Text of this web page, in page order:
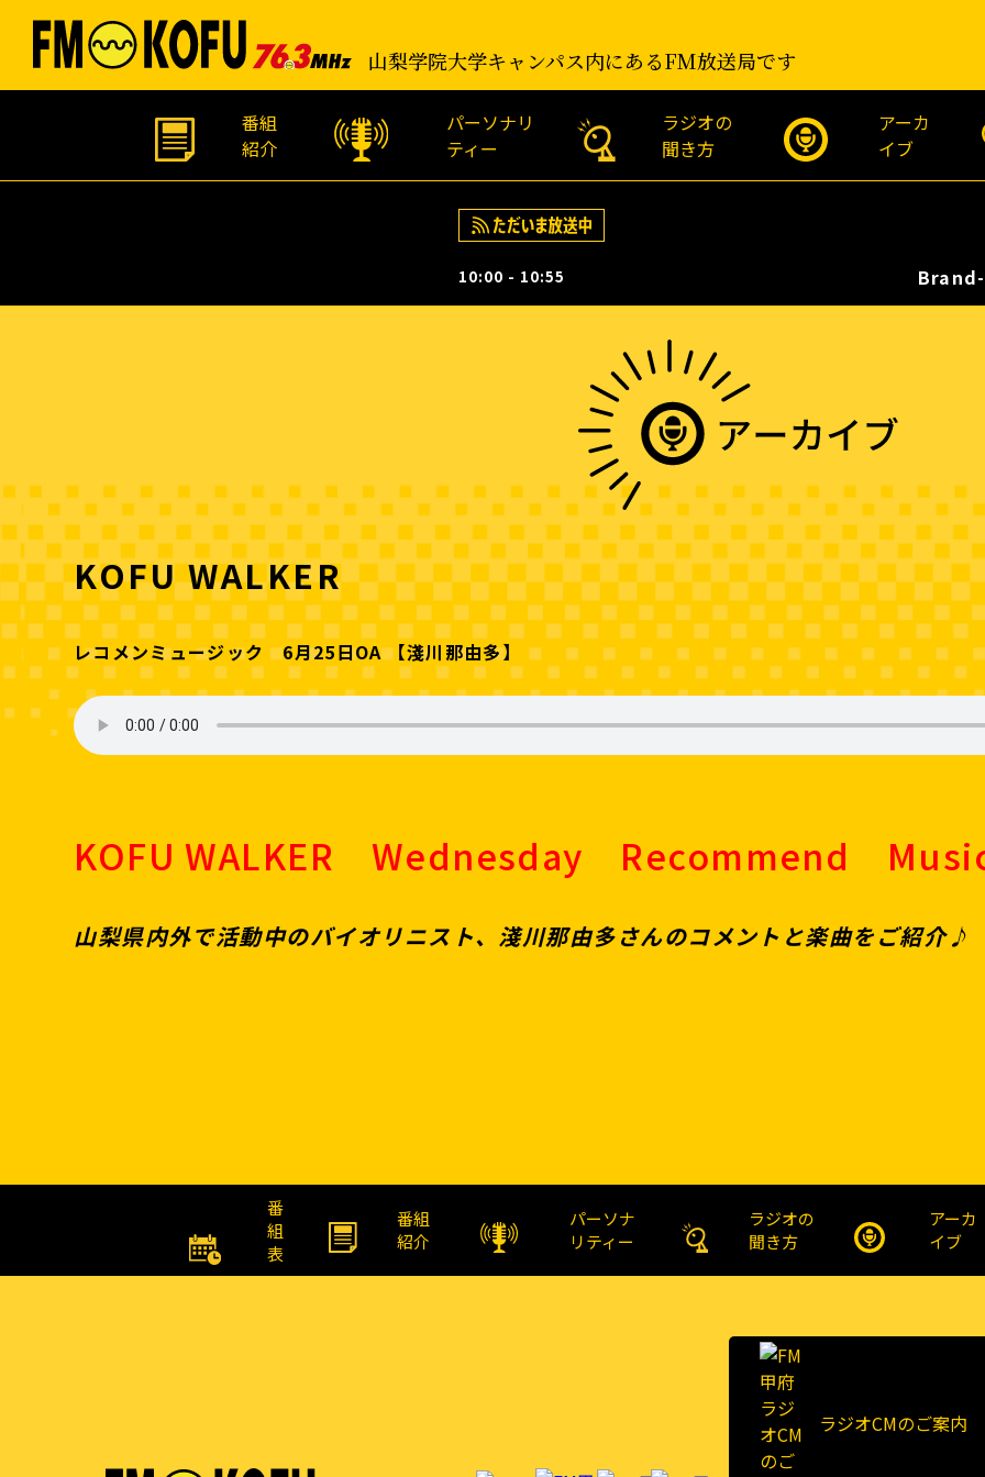
山梨学院大学キャンパス内にあるFM放送局です
番組
紹介
パーソナリ
ティー
ラジオの
聞き方
アーカ
イブ
10:00 - 10:55
KOFU WALKER
レコメンミュージック 6月25日OA 【淺川那由多】
KOFU WALKER Wednesday Recommend
山梨県内外で活動中のバイオリニスト、淺川那由多さんのコメントと楽曲をご紹介♪
番
組
表
番組
紹介
パーソナ
リティー
ラジオの
聞き方
アーカ
イブ
ラジオCMのご案内